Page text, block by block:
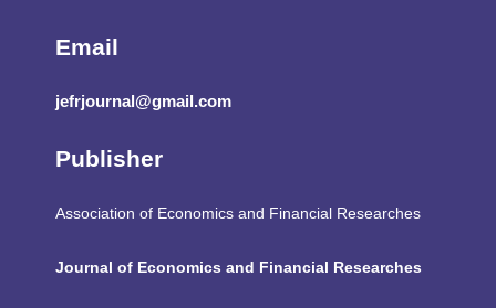
Email
jefrjournal@gmail.com
Publisher
Association of Economics and Financial Researches
Journal of Economics and Financial Researches